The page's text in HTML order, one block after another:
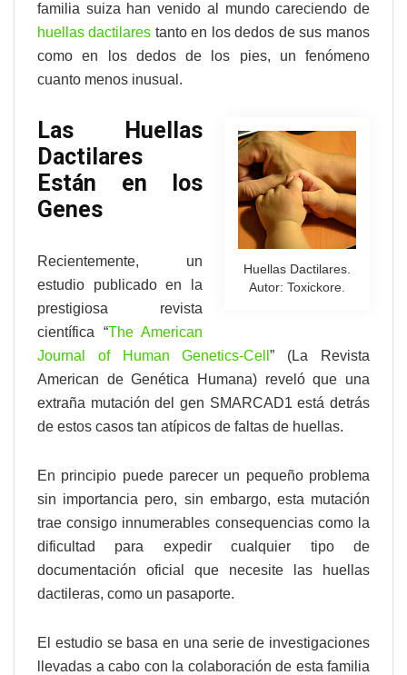
familia suiza han venido al mundo careciendo de
huellas dactilares tanto en los dedos de sus manos
como en los dedos de los pies, un fenómeno
cuanto menos inusual.
Huellas Dactilares.
Autor: Toxickore.
Las Huellas
Dactilares
Están en los
Genes
Recientemente, un
estudio publicado en la
prestigiosa revista
científica “The American
Journal of Human Genetics-Cell” (La Revista
American de Genética Humana) reveló que una
extraña mutación del gen SMARCAD1 está detrás
de estos casos tan atípicos de faltas de huellas.
En principio puede parecer un pequeño problema
sin importancia pero, sin embargo, esta mutación
trae consigo innumerables consequencias como la
dificultad para expedir cualquier tipo de
documentación oficial que necesite las huellas
dactileras, como un pasaporte.
El estudio se basa en una serie de investigaciones
llevadas a cabo con la colaboración de esta familia